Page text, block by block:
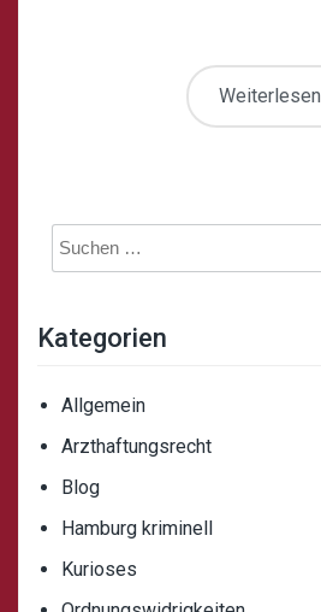
Weiterlesen
Suche
nach:
Kategorien
Allgemein
Arzthaftungsrecht
Blog
Hamburg kriminell
Kurioses